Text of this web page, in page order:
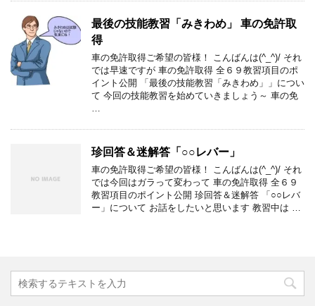
最後の技能教習「みきわめ」 車の免許取
得
車の免許取得ご希望の皆様！ こんばんは(^_^)/ それ
では早速ですが 車の免許取得 全６９教習項目のポ
イント公開 「最後の技能教習「みきわめ」」につい
て 今回の技能教習を始めていきましょう～ 車の免
…
珍回答＆迷解答「○○レバー」
車の免許取得ご希望の皆様！ こんばんは(^_^)/ それ
では今回はガラって変わって 車の免許取得 全６９
教習項目のポイント公開 珍回答＆迷解答 「○○レバ
ー」について お話をしたいと思います 教習中は …